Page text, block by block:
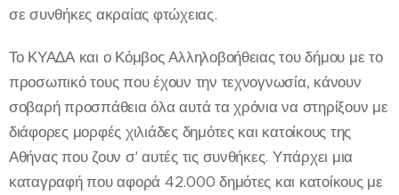
σε συνθήκες ακραίας φτώχειας.
Το ΚΥΑΔΑ και ο Κόμβος Αλληλοβοήθειας του δήμου με το
προσωπικό τους που έχουν την τεχνογνωσία, κάνουν
σοβαρή προσπάθεια όλα αυτά τα χρόνια να στηρίξουν με
διάφορες μορφές χιλιάδες δημότες και κατοίκους της
Αθήνας που ζουν σ' αυτές τις συνθήκες. Υπάρχει μια
καταγραφή που αφορά 42.000 δημότες και κατοίκους με